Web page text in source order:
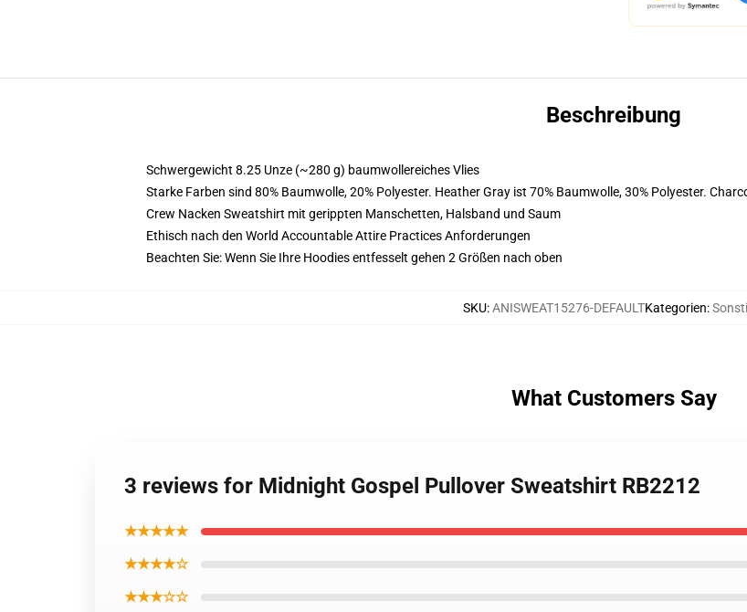
Beschreibung
Schwergewicht 8.25 Unze (~280 g) baumwollereiches Vlies
Starke Farben sind 80% Baumwolle, 20% Polyester. Heather Gray ist 70% Baumwolle, 30% Polyester.
Crew Nacken Sweatshirt mit gerippten Manschetten, Halsband und Saum
Ethisch nach den World Accountable Attire Practices Anforderungen
Beachten Sie: Wenn Sie Ihre Hoodies entfesselt gehen 2 Größen nach oben
SKU:ANISWEAT15276-DEFAULTKategorien:
What Customers Say
3 reviews for Midnight Gospel Pullover Sweatshirt RB2212
★★★★★
★★★★☆
★★★☆☆